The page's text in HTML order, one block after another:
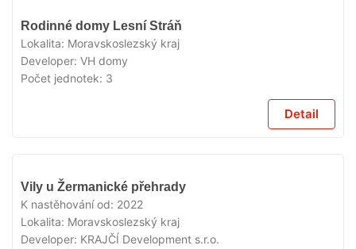
Rodinné domy Lesní Stráň
Lokalita: Moravskoslezský kraj
Developer: VH domy
Počet jednotek: 3
Detail
Vily u Žermanické přehrady
K nastěhování od: 2022
Lokalita: Moravskoslezský kraj
Developer: KRAJČÍ Development s.r.o.